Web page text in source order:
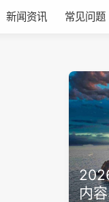
新闻资讯 常见问题
内